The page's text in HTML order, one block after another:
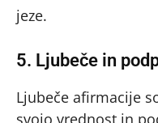
jeze.
5. Ljubeče in
Ljubeče afirmacije
svojo vrednost in